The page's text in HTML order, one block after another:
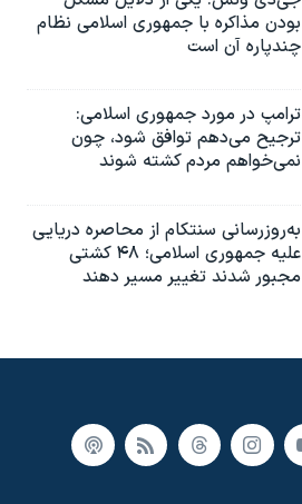
بودن مذاکره با جمهوری اسلامی نظام
چندپاره آن است
ترامپ در مورد جمهوری اسلامی:
ترجیح می‌دهم توافق شود، چون
نمی‌خواهم مردم کشته شوند
به‌روزرسانی سنتکام از محاصره دریایی
علیه جمهوری اسلامی؛ ۴۸ کشتی
مجبور شدند تغییر مسیر دهند